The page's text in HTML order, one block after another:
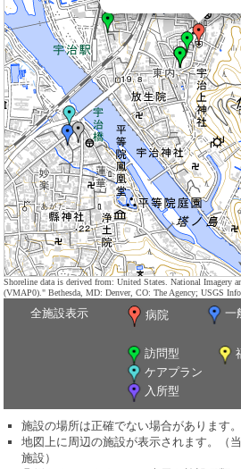
Shoreline data is derived from: United States. National Imagery
(VMAP0)." Bethesda, MD: Denver, CO: The Agency; USGS
全施設表示 病院 一
訪問型
ケアプラン
入所型
施設の場所は正確でない場合があります。
地図上に周辺の施設が表示されます。（
施設）